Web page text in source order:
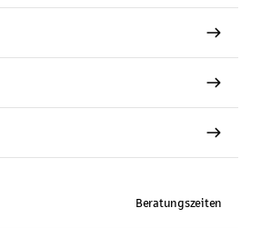
Beratungszeiten